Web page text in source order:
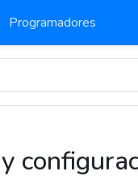
Programadores